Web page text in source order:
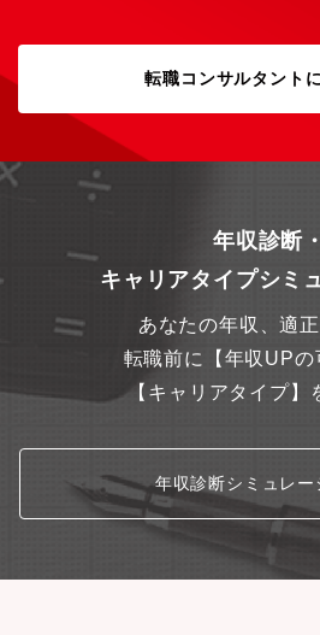
予知保全といった産業DXの最前線で使
データを価値に変える」ことをミッシ
保するにあたり、本ポジションの募集
40代を中心とした構成で、マーケティ
ント作成、プロモーションといった業
進部署に協力してお客様を訪問する機
しています。役職や年次に関わらず意
雰囲気があり、主体的な提案や改善活
ています。【働き方】■テレワークを組
残業はなく、落ち着いて長期的に働く
ず、誰もが活躍できる職場環境（多様
【就業環境】キャリア採用にてしばら
転勤想定しておりません。（将来的な
休暇制度、フレックスホリデー、フレ
間制度 等の働きやすさに関する制度や
ためにキャリアプラン申告や社内公募
す。【企業の魅力】■100年の歴史を誇
カンパニー。現在、化学・医療・バイ
転職コンサルタント
年収診断・
キャリアタイプシミ
あなたの年収、適
転職前に【年収UPの
【キャリアタイプ】
年収診断シミュレー